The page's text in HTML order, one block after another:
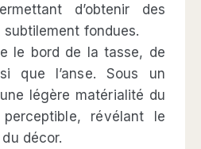
d’obtenir des
fondues.
le bord de la tasse, de
que l’anse. Sous un
légère matérialité du
révélant le
décor.